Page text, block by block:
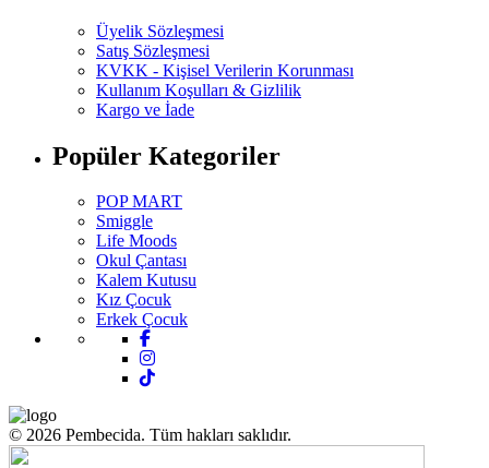
Üyelik Sözleşmesi
Satış Sözleşmesi
KVKK - Kişisel Verilerin Korunması
Kullanım Koşulları & Gizlilik
Kargo ve İade
Popüler Kategoriler
POP MART
Smiggle
Life Moods
Okul Çantası
Kalem Kutusu
Kız Çocuk
Erkek Çocuk
© 2026 Pembecida. Tüm hakları saklıdır.